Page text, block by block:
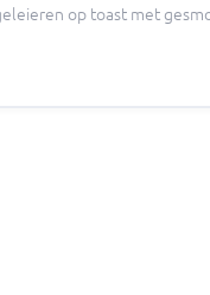
op toast met